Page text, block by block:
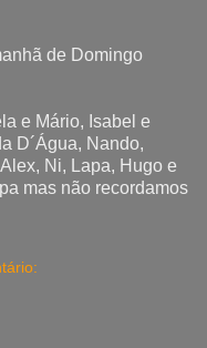
de Domingo
e Mário, Isabel e
D´Água, Nando,
Ni, Lapa, Hugo e
mas não recordamos